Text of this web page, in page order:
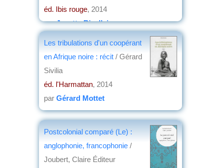
éd. Ibis rouge, 2014
parJosette Rivallain
Les tribulations d'un coopérant
en Afrique noire : récit / Gérard
Sivilia
éd. l'Harmattan, 2014
par Gérard Mottet
Postcolonial comparé (Le) :
anglophonie, francophonie /
Joubert, Claire Éditeur